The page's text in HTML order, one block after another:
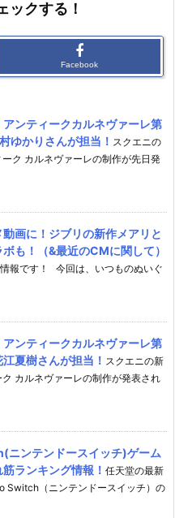
ックする！
Facebook
アンティークカルネヴァーレ第
ゆかりさんが担当！ スクエニの
ク カルネヴァーレの制作が先日発
画に！ジブリの新作メアリと
も！（&最近のCMに関して）
報です！ 今回は、いつものぬいぐ
アンティークカルネヴァーレ第
夏樹さんが担当！ スクエニの新
カルネヴァーレの制作が発表され
ンテンドースイッチ)ゲーム
ランキング情報！ 任天堂の最新
Switch（ニンテンドースイッチ）の